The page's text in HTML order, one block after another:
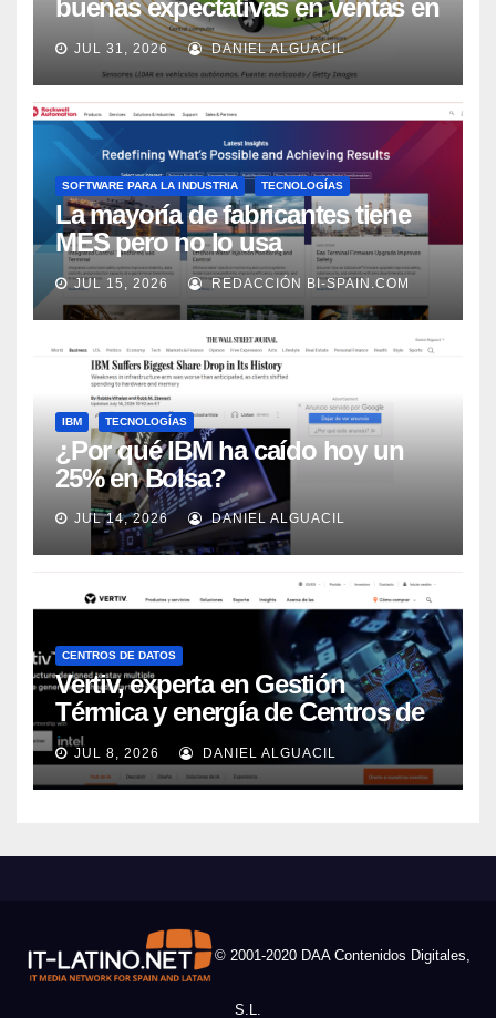
buenas expectativas en ventas en
los próximos 2 años, según
Market Watch
JUL 31, 2026 DANIEL ALGUACIL
SOFTWARE PARA LA INDUSTRIA TECNOLOGÍAS
La mayoría de fabricantes tiene
MES pero no lo usa
adecuadamente, según Rockwell
Automation
JUL 15, 2026 REDACCIÓN BI-SPAIN.COM
IBM TECNOLOGÍAS
¿Por qué IBM ha caído hoy un
25% en Bolsa?
JUL 14, 2026 DANIEL ALGUACIL
CENTROS DE DATOS
Vertiv, experta en Gestión
Térmica y energía de Centros de
Datos, sigue su crecimiento
imparable
JUL 8, 2026 DANIEL ALGUACIL
© 2001-2020 DAA Contenidos Digitales,
S.L.